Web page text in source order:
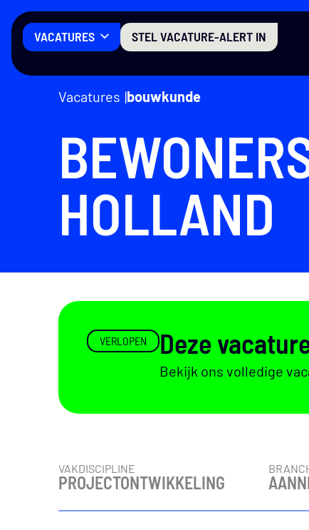
Menu
VACATURES STEL VACATURE-ALERT IN
Vacatures bouwkunde
HOLLAND
VERLOPEN Deze
Bekijk ons volledige
Vacaturedetails
VAKDISCIPLINE
PROJECTONTWIKKELING